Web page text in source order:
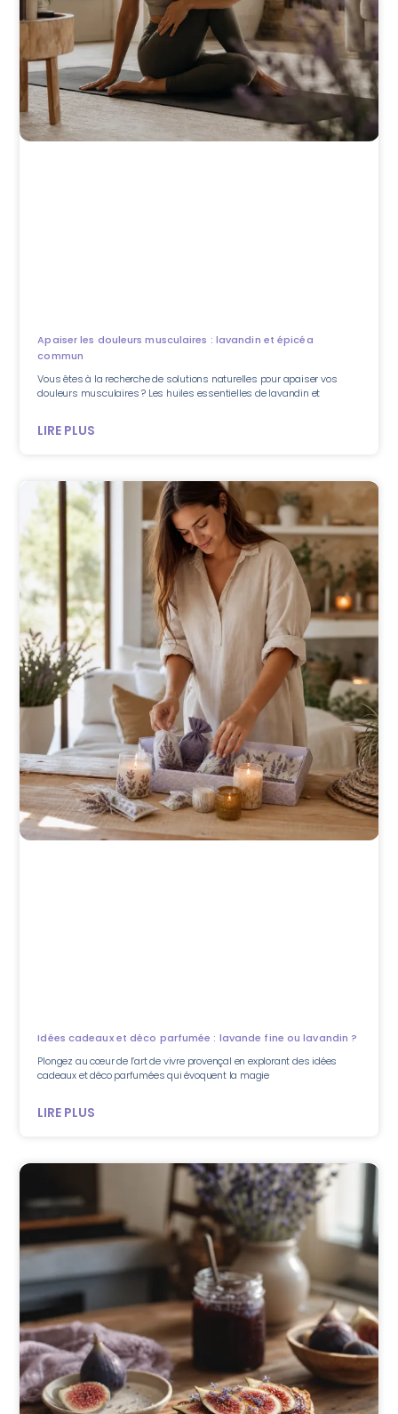
Apaiser les douleurs musculaires : lavandin et épicéa
commun
Vous êtes à la recherche de solutions naturelles pour apaiser vos
douleurs musculaires ? Les huiles essentielles de lavandin et
LIRE PLUS
Idées cadeaux et déco parfumée : lavande fine ou lavandin ?
Plongez au cœur de l’art de vivre provençal en explorant des idées
cadeaux et déco parfumées qui évoquent la magie
LIRE PLUS